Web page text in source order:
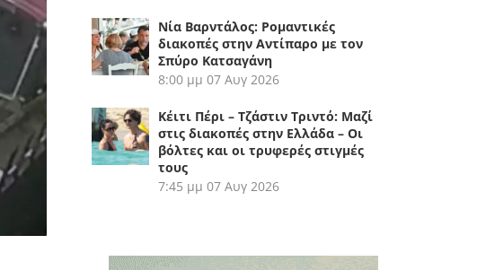
Νία Βαρντάλος: Ρομαντικές
διακοπές στην Αντίπαρο με τον
Σπύρο Κατσαγάνη
8:00 μμ 07 Αυγ 2026
Κέιτι Πέρι – Τζάστιν Τριντό: Μαζί
στις διακοπές στην Ελλάδα – Οι
βόλτες και οι τρυφερές στιγμές
τους
7:45 μμ 07 Αυγ 2026